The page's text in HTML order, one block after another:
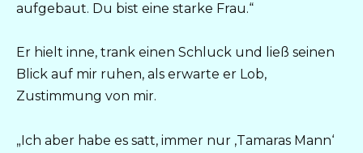
aufgebaut. Du bist eine starke Frau.“
Er hielt inne, trank einen Schluck und ließ seinen
Blick auf mir ruhen, als erwarte er Lob,
Zustimmung von mir.
„Ich aber habe es satt, immer nur ‚Tamaras Mann‘